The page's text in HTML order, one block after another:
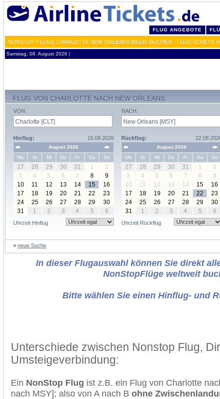
FLUG ANGEBOTE
NONSTOP FLÜGE CHARLOTTE NEW ORLEANS BILLIG BUCHEN - FLUGTICKETS
Samstag, 08. August 2026 ¦
FLUG VON CHARLOTTE NACH NEW ORLEANS
VON:
Hinflug: 15.08.2026
August 2026
Mo
Di Mi Do Fr Sa So
27 28 29 30 31 1
2
3
4 5 6 7 8
9
10
11 12 13 14 15
16
17
18 19 20 21 22
23
24
25 26 27 28 29
30
31
1 2 3 4 5 6
Uhrzeit Hinflug
NACH:
Rückflug:
August 2026
Mo
Di Mi Do Fr Sa So
27 28 29 30 31 1
2
3
4 5 6 7 8
9
10
11 12 13 14 15
16
17
18 19 20 21 22
23
24
25 26 27 28 29
30
31
1 2 3 4 5 6
Uhrzeit Rückflug
» neue Suche
In dieser Flugauswahl können Sie direkt
NonStopFlüge weltweit
Bitte wählen Sie einen Hinflug- und
Unterschiede zwischen Nonstop Flug,
Umsteigeverbindung:
Ein NonStop Flug ist z.B. ein Flug von Charlotte
nach MSY]; also von A nach B ohne